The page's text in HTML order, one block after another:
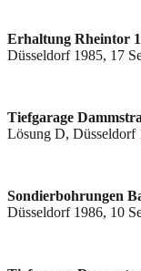
Erhaltung Rheintor
Düsseldorf 1985, 17
Tiefgarage
Lösung D, Düsseldorf
Sondierbohrungen
Düsseldorf 1986, 10